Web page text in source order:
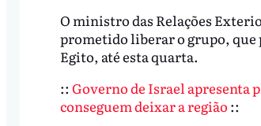
O ministro das Relações
prometido liberar o grupo, que
Egito, até esta quarta.
:: Governo de Israel apresenta
conseguem deixar a região ::